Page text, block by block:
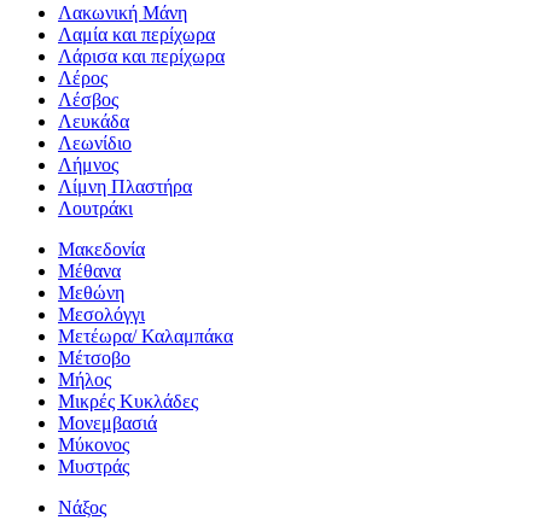
Λακωνική Μάνη
Λαμία και περίχωρα
Λάρισα και περίχωρα
Λέρος
Λέσβος
Λευκάδα
Λεωνίδιο
Λήμνος
Λίμνη Πλαστήρα
Λουτράκι
Μακεδονία
Μέθανα
Μεθώνη
Μεσολόγγι
Μετέωρα/ Καλαμπάκα
Μέτσοβο
Μήλος
Μικρές Κυκλάδες
Μονεμβασιά
Μύκονος
Μυστράς
Νάξος